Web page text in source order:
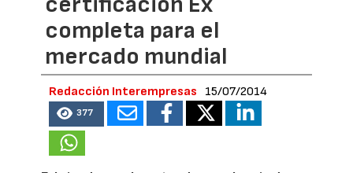
completa para el
mercado mundial
Redacción Interempresas 15/07/2014
377